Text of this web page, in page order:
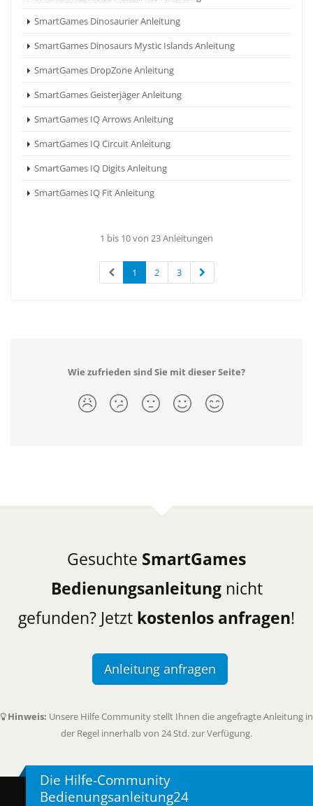
SmartGames Dinosaurier Anleitung
SmartGames Dinosaurs Mystic Islands Anleitung
SmartGames DropZone Anleitung
SmartGames Geisterjäger Anleitung
SmartGames IQ Arrows Anleitung
SmartGames IQ Circuit Anleitung
SmartGames IQ Digits Anleitung
SmartGames IQ Fit Anleitung
1 bis 10 von 23 Anleitungen
1 2 3
Wie zufrieden sind Sie mit dieser Seite?
Gesuchte SmartGames
Bedienungsanleitungnicht
gefunden? Jetzt kostenlos anfragen!
Anleitung anfragen
Hinweis: Unsere Hilfe Community stellt Ihnen die angefragte Anleitung in
der Regel innerhalb von 24 Std. zur Verfügung.
Die Hilfe-Community
Bedienungsanleitung24